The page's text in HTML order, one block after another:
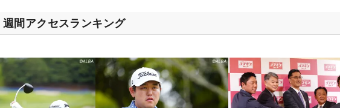
週間アクセスランキング